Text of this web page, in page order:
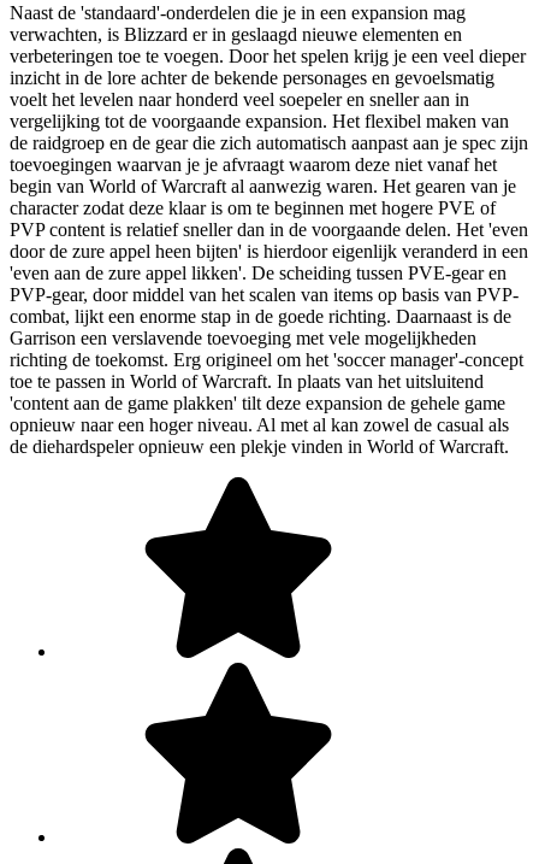
Naast de 'standaard'-onderdelen die je in een expansion mag
verwachten, is Blizzard er in geslaagd nieuwe elementen en
verbeteringen toe te voegen. Door het spelen krijg je een veel dieper
inzicht in de lore achter de bekende personages en gevoelsmatig
voelt het levelen naar honderd veel soepeler en sneller aan in
vergelijking tot de voorgaande expansion. Het flexibel maken van
de raidgroep en de gear die zich automatisch aanpast aan je spec zijn
toevoegingen waarvan je je afvraagt waarom deze niet vanaf het
begin van World of Warcraft al aanwezig waren. Het gearen van je
character zodat deze klaar is om te beginnen met hogere PVE of
PVP content is relatief sneller dan in de voorgaande delen. Het 'even
door de zure appel heen bijten' is hierdoor eigenlijk veranderd in een
'even aan de zure appel likken'. De scheiding tussen PVE-gear en
PVP-gear, door middel van het scalen van items op basis van PVP-
combat, lijkt een enorme stap in de goede richting. Daarnaast is de
Garrison een verslavende toevoeging met vele mogelijkheden
richting de toekomst. Erg origineel om het 'soccer manager'-concept
toe te passen in World of Warcraft. In plaats van het uitsluitend
'content aan de game plakken' tilt deze expansion de gehele game
opnieuw naar een hoger niveau. Al met al kan zowel de casual als
de diehardspeler opnieuw een plekje vinden in World of Warcraft.